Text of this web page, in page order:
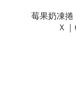
莓果奶凍
Ｘ